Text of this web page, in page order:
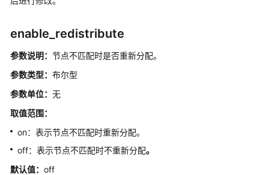
数
开
人
审
enable_redistribute
参数说明： 节点不匹配时是否重新分配。
参数类型： 布尔型
参数单位： 无
取值范围：
on：表示节点不匹配时重新分配。
off：表示节点不匹配时不重新分配。
默认值： off